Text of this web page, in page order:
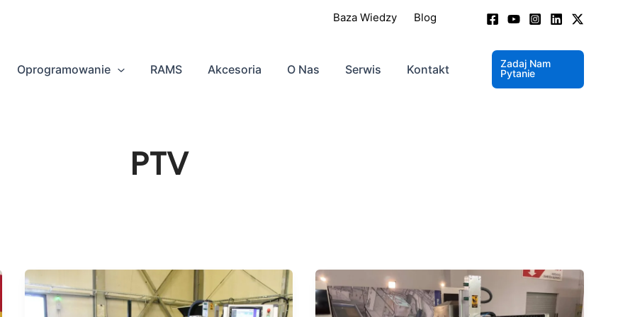
Baza Wiedzy Blog
Oprogramowanie RAMS Akcesoria O Nas Serwis Kontakt
Zadaj Nam
Pytanie
PTV
poziom
w